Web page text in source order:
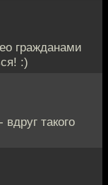
гражданами
:)
такого